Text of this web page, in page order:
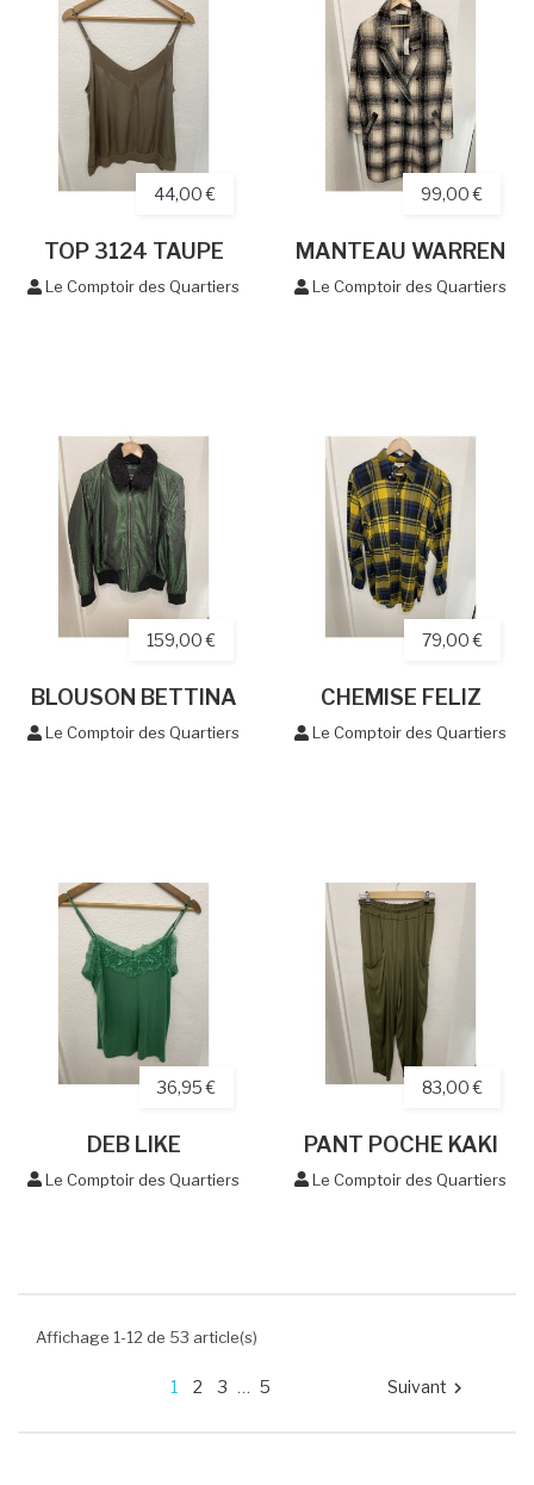
44,00 €
TOP 3124 TAUPE
Le Comptoir des Quartiers
99,00 €
MANTEAU WARREN
Le Comptoir des Quartiers
159,00 €
BLOUSON BETTINA
Le Comptoir des Quartiers
79,00 €
CHEMISE FELIZ
Le Comptoir des Quartiers
36,95 €
DEB LIKE
Le Comptoir des Quartiers
83,00 €
PANT POCHE KAKI
Le Comptoir des Quartiers
Affichage 1-12 de 53 article(s)
1 2 3 … 5 Suivant 